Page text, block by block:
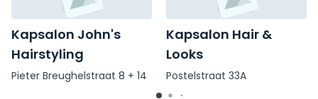
Kapsalon John's
Hairstyling
Pieter Breughelstraat 8 + 14
Kapsalon Hair &
Looks
Postelstraat 33A